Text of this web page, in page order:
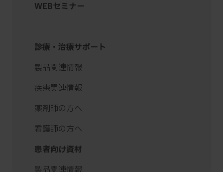
WEBセミナー
診療・治療サポート
製品関連情報
疾患関連情報
薬剤師の方へ
看護師の方へ
患者向け資材